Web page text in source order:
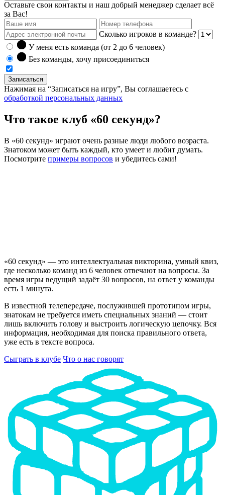
Оставьте свои контакты и наш добрый менеджер сделает всё
за Вас!
Сколько игроков в команде?
У меня есть команда (от 2 до 6 человек)
Без команды, хочу присоединиться
Записаться
Нажимая на “Записаться на игру”, Вы соглашаетесь с
обработкой персональных данных
Что такое клуб «60 секунд»?
В «60 секунд» играют очень разные люди любого возраста.
Знатоком может быть каждый, кто умеет и любит думать.
Посмотрите примеры вопросов и убедитесь сами!
«60 секунд» — это интеллектуальная викторина, умный квиз,
где несколько команд из 6 человек отвечают на вопросы. За
время игры ведущий задаёт 30 вопросов, на ответ у команды
есть 1 минута.
В известной телепередаче, послужившей прототипом игры,
знатокам не требуется иметь специальных знаний — стоит
лишь включить голову и выстроить логическую цепочку. Вся
информация, необходимая для поиска правильного ответа,
уже есть в тексте вопроса.
Сыграть в клубе Что о нас говорят